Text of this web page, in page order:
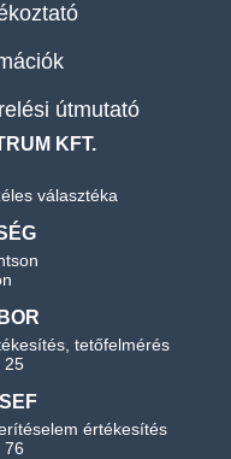
útmutató
KFT.
választéka
tetőfelmérés
25
értékesítés
76